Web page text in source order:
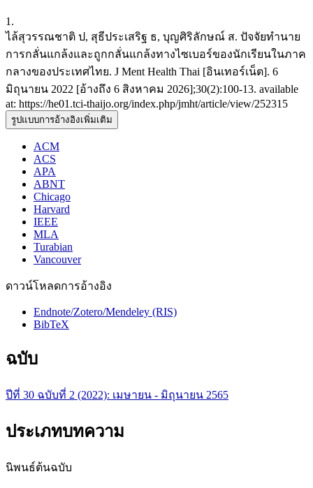
1.
ไล้สุวรรณชาติ ป, สุธีประเสริฐ ธ, บุญศิริลักษณ์ ส. ปัจจัยทำนาย
การกลั่นแกล้งและถูกกลั่นแกล้งทางไซเบอร์ของนักเรียนในภาค
กลางของประเทศไทย. J Ment Health Thai [อินเทอร์เน็ต]. 6
มิถุนายน 2022 [อ้างถึง 6 สิงหาคม 2026];30(2):100-13. available
at: https://he01.tci-thaijo.org/index.php/jmht/article/view/252315
รูปแบบการอ้างอิงเพิ่มเติม
ACM
ACS
APA
ABNT
Chicago
Harvard
IEEE
MLA
Turabian
Vancouver
ดาวน์โหลดการอ้างอิง
Endnote/Zotero/Mendeley (RIS)
BibTeX
ฉบับ
ปีที่ 30 ฉบับที่ 2 (2022): เมษายน - มิถุนายน 2565
ประเภทบทความ
นิพนธ์ต้นฉบับ